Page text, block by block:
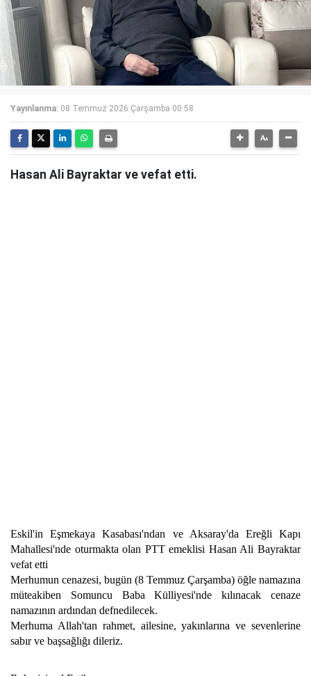
Yayınlanma: 08 Temmuz 2026 Çarşamba 00:58
Hasan Ali Bayraktar ve vefat etti.
Eskil'in Eşmekaya Kasabası'ndan ve Aksaray'da Ereğli Kapı
Mahallesi'nde oturmakta olan PTT emeklisi Hasan Ali Bayraktar
vefat etti
Merhumun cenazesi, bugün (8 Temmuz Çarşamba) öğle namazına
müteakiben Somuncu Baba Külliyesi'nde kılınacak cenaze
namazının ardından defnedilecek.
Merhuma Allah'tan rahmet, ailesine, yakınlarına ve sevenlerine
sabır ve başsağlığı dileriz.